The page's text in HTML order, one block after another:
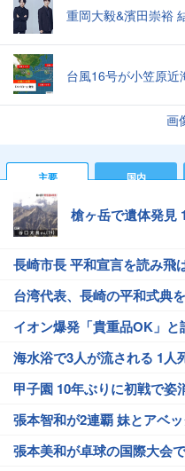
重岡大毅&濱田崇裕
台風16号が小笠原近
画
主要 国内
槍ヶ岳で遺体発見
長崎市長 平和宣言を読み飛
台湾代表、長崎の平和式典
イオン爆発「貴重品OK」と
海水浴で3人が流される 1人
甲子園 10年ぶりに初戦で姿
張本智和が2連覇 妹とアベ
張本美和が卓球の国際大会